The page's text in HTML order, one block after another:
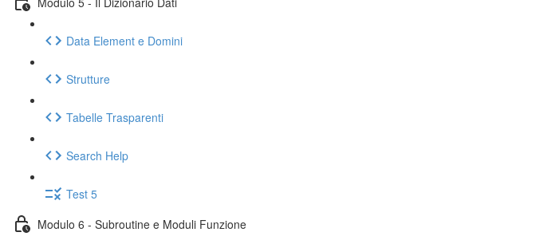
Data Element e Domini
Strutture
Tabelle Trasparenti
Search Help
Test 5
Modulo 6 - Subroutine e Moduli Funzione